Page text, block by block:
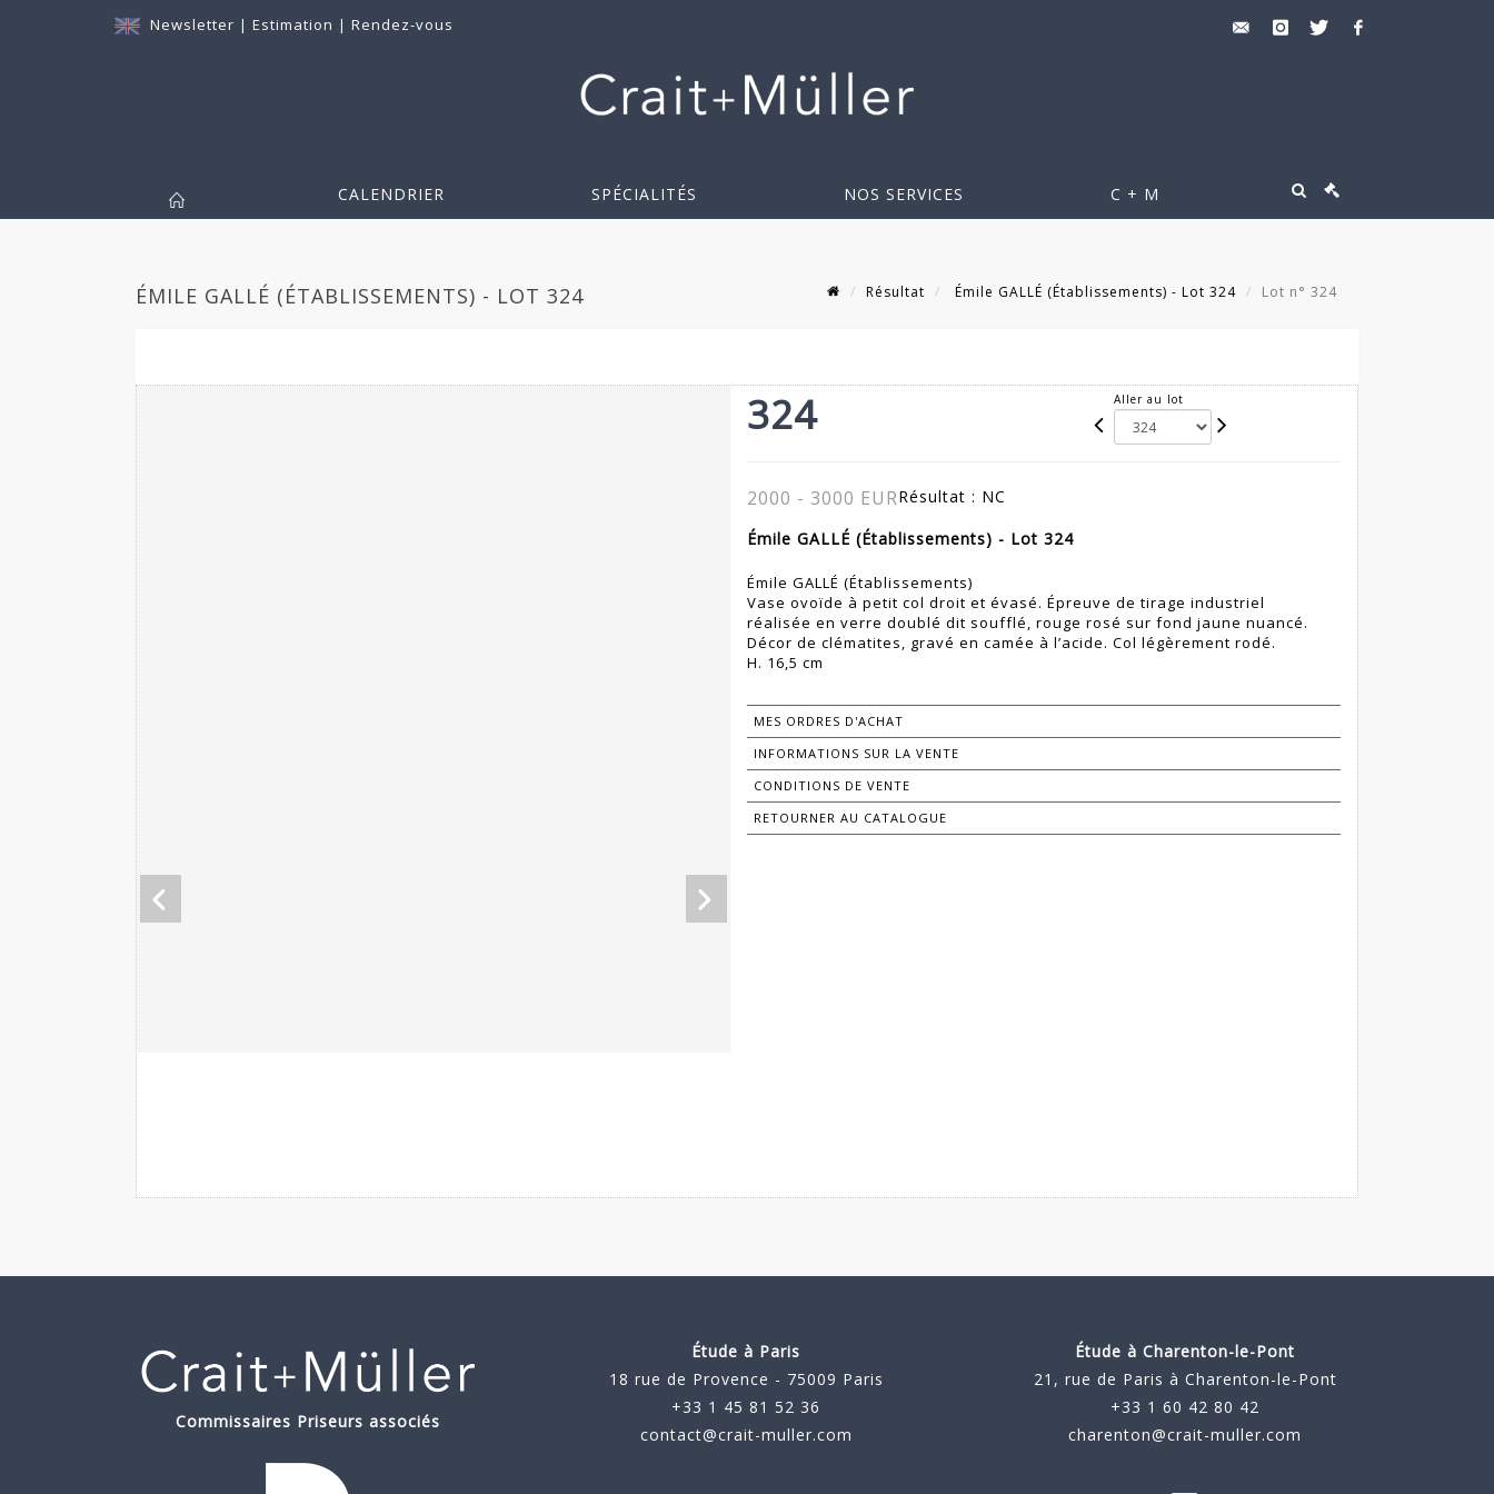
Newsletter | Estimation | Rendez-vous
CALENDRIER SPÉCIALITÉS NOS SERVICES C + M
ÉMILE GALLÉ (ÉTABLISSEMENTS) - LOT 324 Résultat Émile GALLÉ (Établissements) - Lot 324 Lot n° 324
324 Aller au lot
2000 - 3000 EURRésultat : NC
Émile GALLÉ (Établissements) - Lot 324
Émile GALLÉ (Établissements)
Vase ovoïde à petit col droit et évasé. Épreuve de tirage industriel
réalisée en verre doublé dit soufflé, rouge rosé sur fond jaune nuancé.
Décor de clématites, gravé en camée à l’acide. Col légèrement rodé.
H. 16,5 cm
MES ORDRES D'ACHAT
INFORMATIONS SUR LA VENTE
CONDITIONS DE VENTE
RETOURNER AU CATALOGUE
Commissaires Priseurs associés
Étude à Paris
18 rue de Provence - 75009 Paris
+33 1 45 81 52 36
contact@crait-muller.com
Étude àCharenton-le-Pont
21, rue de Paris à Charenton-le-Pont
+33 1 60 42 80 42
charenton@crait-muller.com